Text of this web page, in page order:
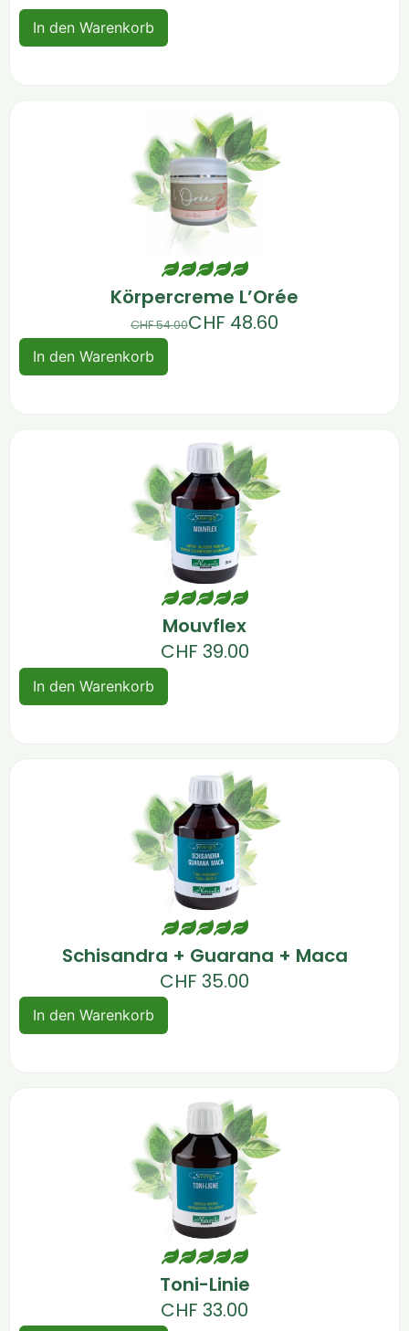
In den Warenkorb
Körpercreme L’Orée
CHF54.00CHF 48.60
In den Warenkorb
Mouvflex
CHF 39.00
In den Warenkorb
Schisandra + Guarana + Maca
CHF 35.00
In den Warenkorb
Toni-Linie
CHF 33.00